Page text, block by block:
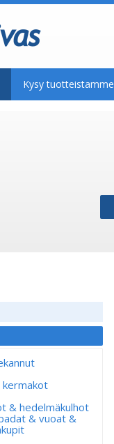
Kysy tuotteistamme
kermakot
& hedelmäkulhot
& vuoat &